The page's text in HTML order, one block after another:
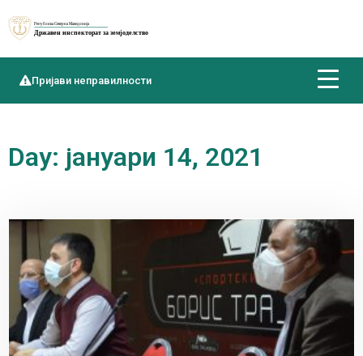
Пријави неправилности
Day: јануари 14, 2021